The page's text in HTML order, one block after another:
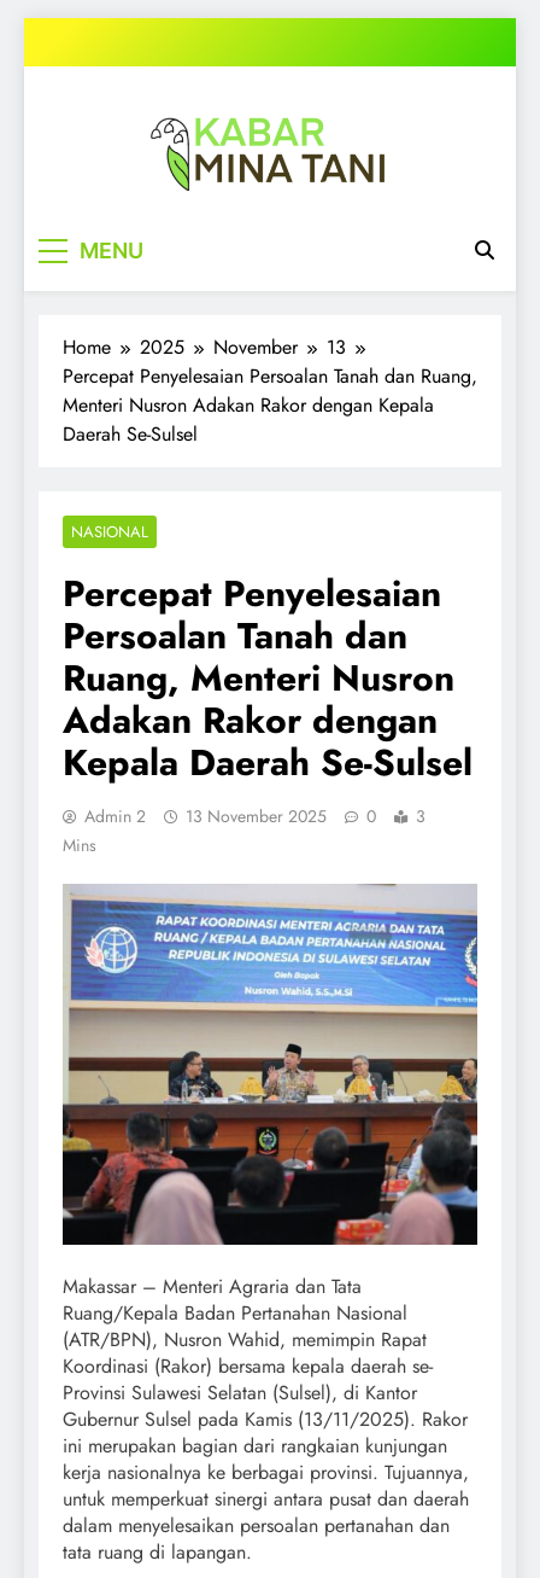
to
MENU
Home 2025 November
13
Percepat Penyelesaian Persoalan Tanah dan Ruang,
Menteri Nusron Adakan Rakor dengan Kepala
Daerah Se-Sulsel
NASIONAL
Percepat Penyelesaian
Persoalan Tanah dan
Ruang, Menteri Nusron
Adakan Rakor dengan
Kepala Daerah Se-Sulsel
Admin 2 13 November 2025 0
3
Mins
Makassar – Menteri Agraria dan Tata
Ruang/Kepala Badan Pertanahan Nasional
(ATR/BPN), Nusron Wahid, memimpin Rapat
Koordinasi (Rakor) bersama kepala daerah se-
Provinsi Sulawesi Selatan (Sulsel), di Kantor
Gubernur Sulsel pada Kamis (13/11/2025). Rakor
ini merupakan bagian dari rangkaian kunjungan
kerja nasionalnya ke berbagai provinsi. Tujuannya,
untuk memperkuat sinergi antara pusat dan daerah
dalam menyelesaikan persoalan pertanahan dan
tata ruang di lapangan.